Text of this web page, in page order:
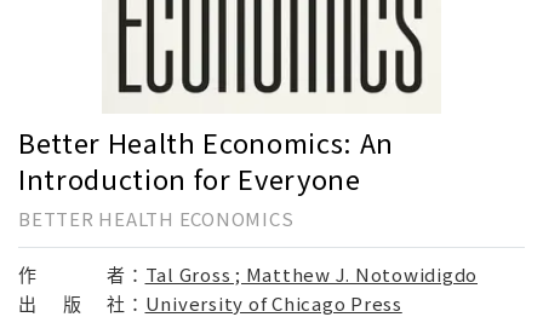
Better Health Economics: An
Introduction for Everyone
BETTER HEALTH ECONOMICS
作 者： Tal Gross ; Matthew J. Notowidigdo
出
版 社： University of Chicago Press